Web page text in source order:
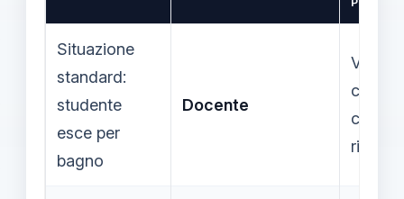
Situazione
standard:
studente
esce per
bagno
Docente
chi
rientro